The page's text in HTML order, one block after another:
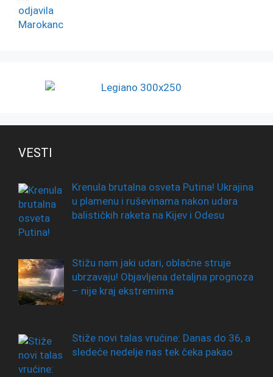
VESTI
Krenula brutalna osveta Putina! Ukrajina
u plamenu i ruševinama nakon udara
balističkih raketa na Kijev i Odesu
Stižu nam jaki udari, oblačne struje
ubrzavaju! Objavljena detaljna prognoza
– nije kraj ekstremima
Stiže novi talas vrućine: Danas do 36, a
sledeće nedelje nas tek čeka pakao